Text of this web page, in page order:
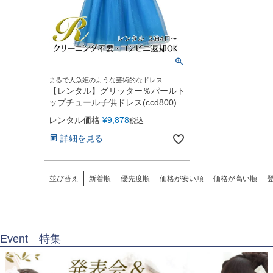
まるで人魚姫のような芸術的なドレス
【レンタル】グリッター％パールト
ップチュール子供ドレス(ccd800)テ
ィールグリーン
レンタル価格 ¥9,878税込
詳細を見る
並び替え 新着順 優先度順 価格が安い順 価格が高い順
Event 特集